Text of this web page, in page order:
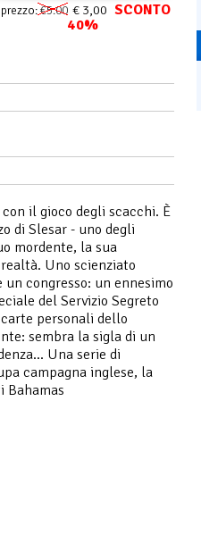
prezzo:€5.00 € 3,00 SCONTO
40%
il gioco degli scacchi. È
di Slesar - uno degli
mordente, la sua
Uno scienziato
congresso: un ennesimo
del Servizio Segreto
personali dello
sembra la sigla di un
Una serie di
campagna inglese, la
Bahamas